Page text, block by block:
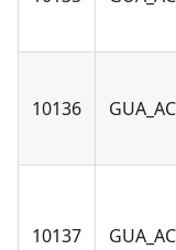
10136
10137